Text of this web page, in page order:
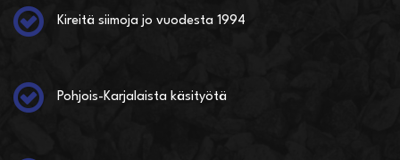
Kireitä siimoja jo vuodesta 1994
Pohjois-Karjalaista käsityötä